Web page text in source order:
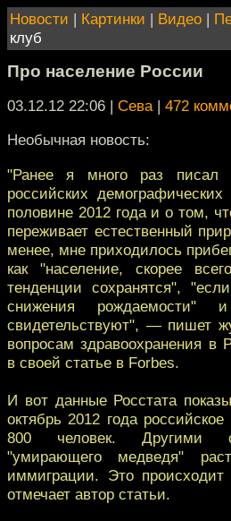
Новости | Картинки | Видео |
клуб
Про население России
03.12.12 22:06 | Сева| 472
Необычная новость:
"Ранее я много раз писал
российских
половине 2012 года и о том,
переживает естественный
менее, мне приходилось
как "население, скорее
тенденции сохранятся",
снижения рождаемости"
свидетельствуют", — пишет
вопросам здравоохранения в
в своей статье в Forbes.
И вот данные Росстата
октябрь 2012 года
800 человек. Другими
"умирающего медведя"
иммиграции. Это
отмечает автор статьи.